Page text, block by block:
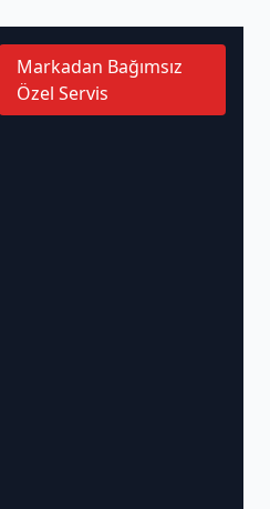
Markadan Bağımsız
Özel Servis